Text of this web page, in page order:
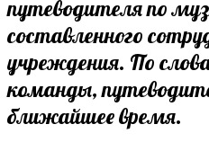
путеводителя по
составленного
учреждения. По
команды,
ближайшее время.